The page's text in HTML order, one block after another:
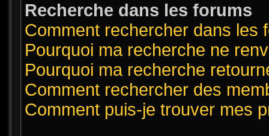
Recherche dans les forums
Comment rechercher dans les
Pourquoi ma recherche ne
Pourquoi ma recherche
Comment rechercher des
Comment puis-je trouver mes